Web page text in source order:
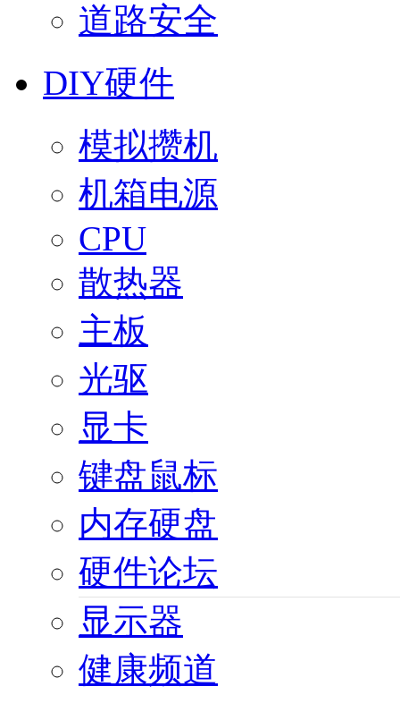
道路安全
DIY硬件
模拟攒机
机箱电源
CPU
散热器
主板
光驱
显卡
键盘鼠标
内存硬盘
硬件论坛
显示器
健康频道